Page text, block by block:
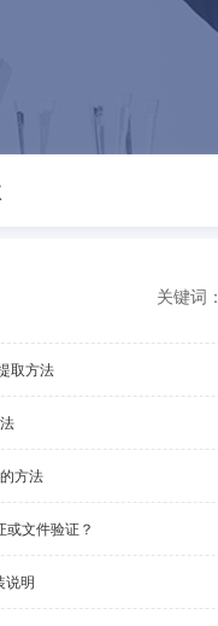
关键词：
取方法
方法
或文件验证？
说明